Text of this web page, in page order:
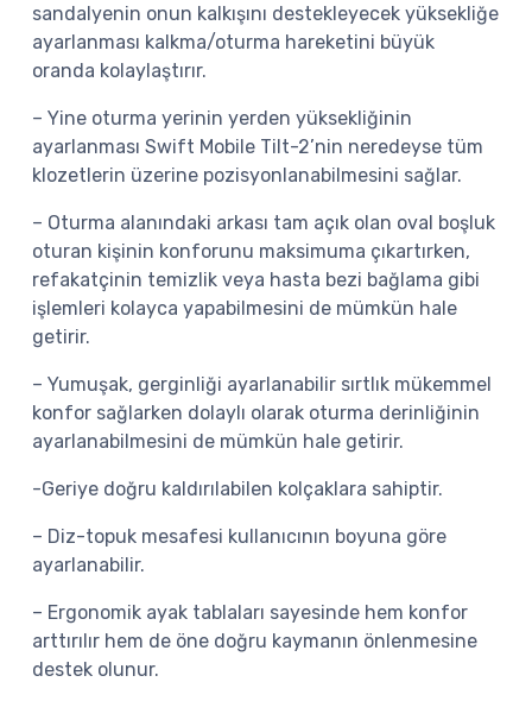
sandalyenin onun kalkışını destekleyecek yüksekliğe
ayarlanması kalkma/oturma hareketini büyük
oranda kolaylaştırır.
– Yine oturma yerinin yerden yüksekliğinin
ayarlanması Swift Mobile Tilt-2’nin neredeyse tüm
klozetlerin üzerine pozisyonlanabilmesini sağlar.
– Oturma alanındaki arkası tam açık olan oval boşluk
oturan kişinin konforunu maksimuma çıkartırken,
refakatçinin temizlik veya hasta bezi bağlama gibi
işlemleri kolayca yapabilmesini de mümkün hale
getirir.
– Yumuşak, gerginliği ayarlanabilir sırtlık mükemmel
konfor sağlarken dolaylı olarak oturma derinliğinin
ayarlanabilmesini de mümkün hale getirir.
-Geriye doğru kaldırılabilen kolçaklara sahiptir.
– Diz-topuk mesafesi kullanıcının boyuna göre
ayarlanabilir.
– Ergonomik ayak tablaları sayesinde hem konfor
arttırılır hem de öne doğru kaymanın önlenmesine
destek olunur.